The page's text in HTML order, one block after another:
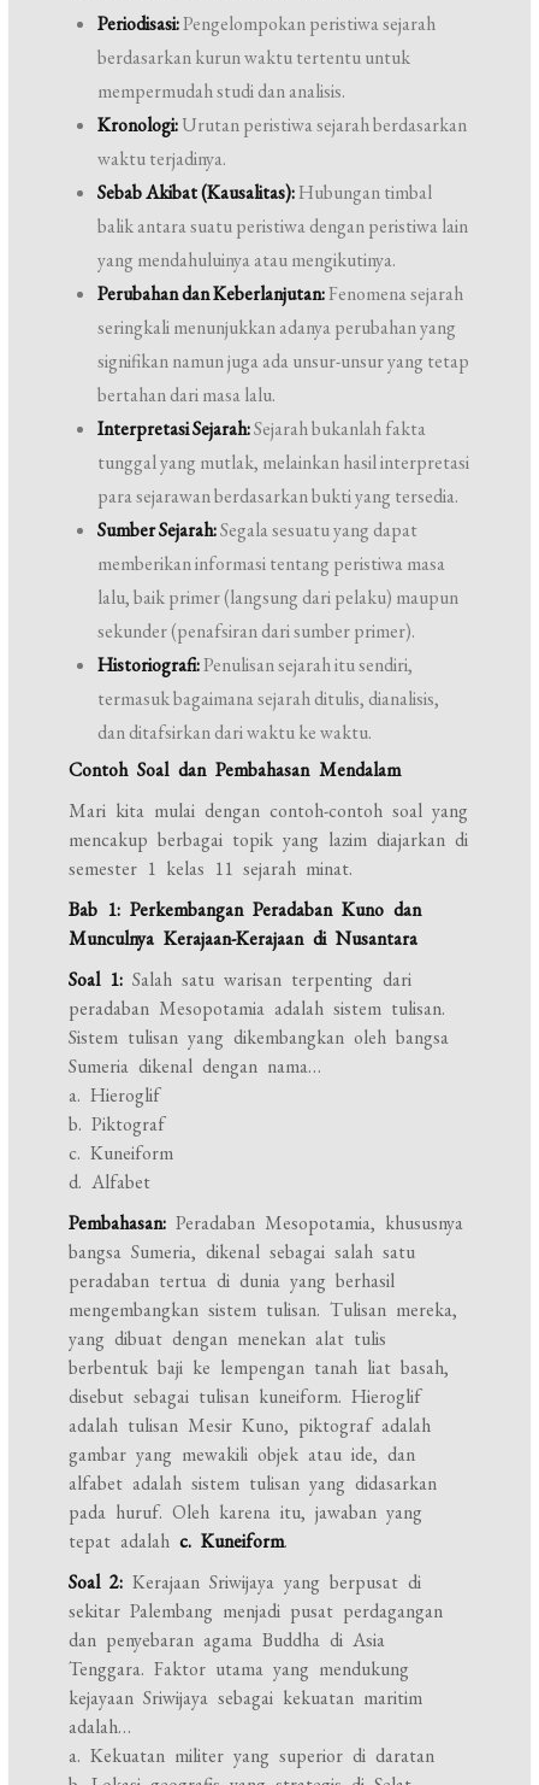
Periodisasi:Pengelompokan peristiwa sejarah
berdasarkan kurun waktu tertentu untuk
mempermudah studi dan analisis.
Kronologi:Urutan peristiwa sejarah berdasarkan
waktu terjadinya.
Sebab Akibat (Kausalitas):Hubungan timbal
balik antara suatu peristiwa dengan peristiwa lain
yang mendahuluinya atau mengikutinya.
Perubahan dan Keberlanjutan:Fenomena sejarah
seringkali menunjukkan adanya perubahan yang
signifikan namun juga ada unsur-unsur yang tetap
bertahan dari masa lalu.
Interpretasi Sejarah:Sejarah bukanlah fakta
tunggal yang mutlak, melainkan hasil interpretasi
para sejarawan berdasarkan bukti yang tersedia.
Sumber Sejarah:Segala sesuatu yang dapat
memberikan informasi tentang peristiwa masa
lalu, baik primer (langsung dari pelaku) maupun
sekunder (penafsiran dari sumber primer).
Historiografi:Penulisan sejarah itu sendiri,
termasuk bagaimana sejarah ditulis, dianalisis,
dan ditafsirkan dari waktu ke waktu.
Contoh Soal dan Pembahasan Mendalam
Mari kita mulai dengan contoh-contoh soal yang
mencakup berbagai topik yang lazim diajarkan di
semester 1 kelas 11 sejarah minat.
Bab 1: Perkembangan Peradaban Kuno dan
Munculnya Kerajaan-Kerajaan di Nusantara
Soal 1: Salah satu warisan terpenting dari
peradaban Mesopotamia adalah sistem tulisan.
Sistem tulisan yang dikembangkan oleh bangsa
Sumeria dikenal dengan nama…
a. Hieroglif
b. Piktograf
c. Kuneiform
d. Alfabet
Pembahasan: Peradaban Mesopotamia, khususnya
bangsa Sumeria, dikenal sebagai salah satu
peradaban tertua di dunia yang berhasil
mengembangkan sistem tulisan. Tulisan mereka,
yang dibuat dengan menekan alat tulis
berbentuk baji ke lempengan tanah liat basah,
disebut sebagai tulisan kuneiform. Hieroglif
adalah tulisan Mesir Kuno, piktograf adalah
gambar yang mewakili objek atau ide, dan
alfabet adalah sistem tulisan yang didasarkan
pada huruf. Oleh karena itu, jawaban yang
tepat adalahc. Kuneiform.
Soal 2: Kerajaan Sriwijaya yang berpusat di
sekitar Palembang menjadi pusat perdagangan
dan penyebaran agama Buddha di Asia
Tenggara. Faktor utama yang mendukung
kejayaan Sriwijaya sebagai kekuatan maritim
adalah…
a. Kekuatan militer yang superior di daratan